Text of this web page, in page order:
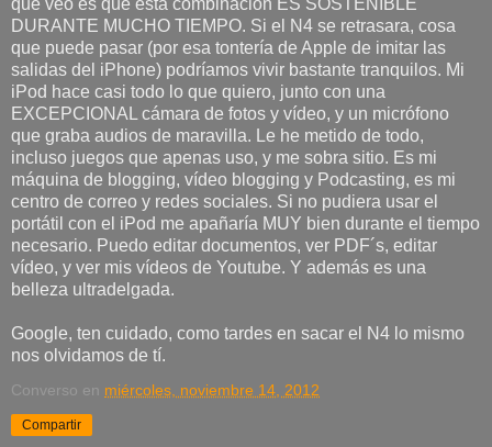
DURANTE MUCHO TIEMPO. Si el N4 se retrasara, cosa
que puede pasar (por esa tontería de Apple de imitar las
salidas del iPhone) podríamos vivir bastante tranquilos. Mi
iPod hace casi todo lo que quiero, junto con una
EXCEPCIONAL cámara de fotos y vídeo, y un micrófono
que graba audios de maravilla. Le he metido de todo,
incluso juegos que apenas uso, y me sobra sitio. Es mi
máquina de blogging, vídeo blogging y Podcasting, es mi
centro de correo y redes sociales. Si no pudiera usar el
portátil con el iPod me apañaría MUY bien durante el tiempo
necesario. Puedo editar documentos, ver PDF´s, editar
vídeo, y ver mis vídeos de Youtube. Y además es una
belleza ultradelgada.
Google, ten cuidado, como tardes en sacar el N4 lo mismo
nos olvidamos de tí.
Converso en miércoles, noviembre 14, 2012
Compartir